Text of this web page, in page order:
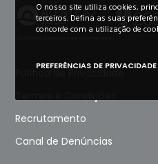
Termos e Condições
Recrutamento
Canal de Denúncias
O nosso site utiliza cookies,
terceiros. Defina as suas
concorde com a utilização de
PREFERÊNCIAS DE PRIVACIDADE